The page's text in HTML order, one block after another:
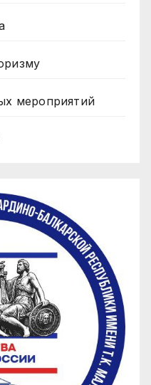
мероприятий